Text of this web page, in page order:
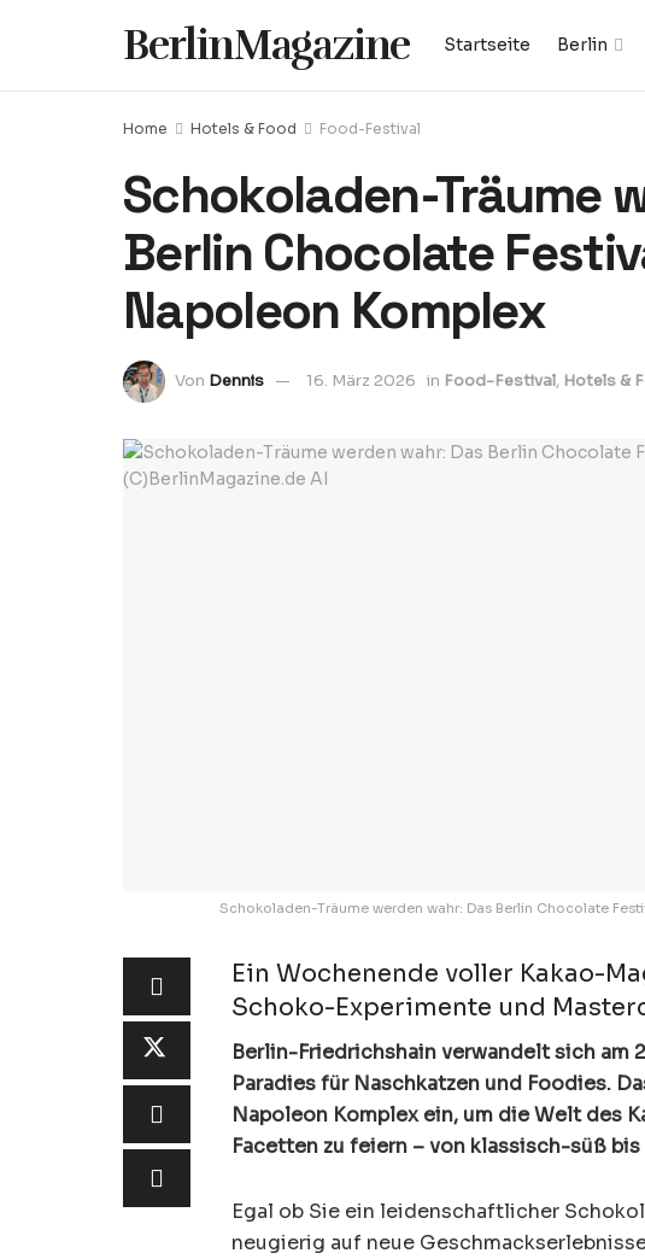
BerlinMagazine Startseite Berlin
Home Hotels & Food Food-Festival
Schokoladen-Träume
Berlin Chocolate
Napoleon Komplex
Von Dennis 16. März 2026 in Food-Festival, Hotels &
Schokoladen-Träume werden wahr: Das Berlin Chocolate
Ein Wochenende voller Kakao-
Schoko-Experimente und
Berlin-Friedrichshain verwandelt sich am
Paradies für Naschkatzen und Foodies.
Napoleon Komplex ein, um die Welt des
Facetten zu feiern – von klassisch-süß
Egal ob Sie ein leidenschaftlicher
neugierig auf neue